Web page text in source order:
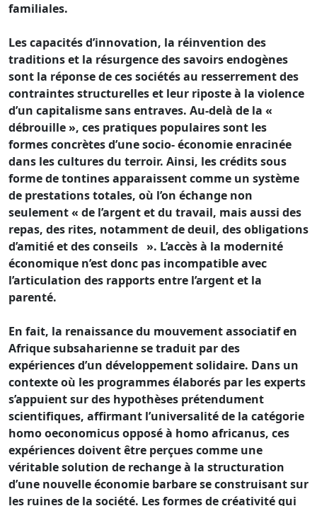
familiales.
Les capacités d’innovation, la réinvention des
traditions et la résurgence des savoirs endogènes
sont la réponse de ces sociétés au resserrement des
contraintes structurelles et leur riposte à la violence
d’un capitalisme sans entraves. Au-delà de la «
débrouille », ces pratiques populaires sont les
formes concrètes d’une socio- économie enracinée
dans les cultures du terroir. Ainsi, les crédits sous
forme de tontines apparaissent comme un système
de prestations totales, où l’on échange non
seulement « de l’argent et du travail, mais aussi des
repas, des rites, notamment de deuil, des obligations
d’amitié et des conseils ». L’accès à la modernité
économique n’est donc pas incompatible avec
l’articulation des rapports entre l’argent et la
parenté.
En fait, la renaissance du mouvement associatif en
Afrique subsaharienne se traduit par des
expériences d’un développement solidaire. Dans un
contexte où les programmes élaborés par les experts
s’appuient sur des hypothèses prétendument
scientifiques, affirmant l’universalité de la catégorie
homo oeconomicus opposé à homo africanus, ces
expériences doivent être perçues comme une
véritable solution de rechange à la structuration
d’une nouvelle économie barbare se construisant sur
les ruines de la société. Les formes de créativité qui